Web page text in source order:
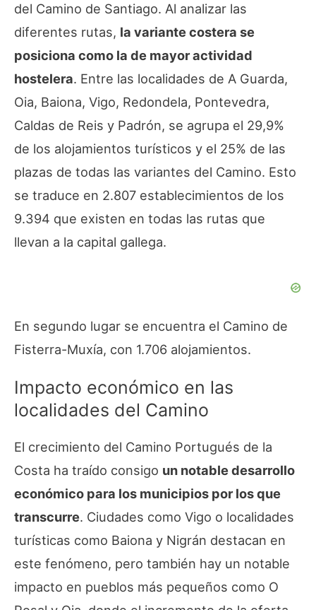
del Camino de Santiago. Al analizar las
diferentes rutas, la variante costera se
posiciona como la de mayor actividad
hostelera. Entre las localidades de A Guarda,
Oia, Baiona, Vigo, Redondela, Pontevedra,
Caldas de Reis y Padrón, se agrupa el 29,9%
de los alojamientos turísticos y el 25% de las
plazas de todas las variantes del Camino. Esto
se traduce en 2.807 establecimientos de los
9.394 que existen en todas las rutas que
llevan a la capital gallega.
En segundo lugar se encuentra el Camino de
Fisterra-Muxía, con 1.706 alojamientos.
Impacto económico en las
localidades del Camino
El crecimiento del Camino Portugués de la
Costa ha traído consigo un notable desarrollo
económico para los municipios por los que
transcurre. Ciudades como Vigo o localidades
turísticas como Baiona y Nigrán destacan en
este fenómeno, pero también hay un notable
impacto en pueblos más pequeños como O